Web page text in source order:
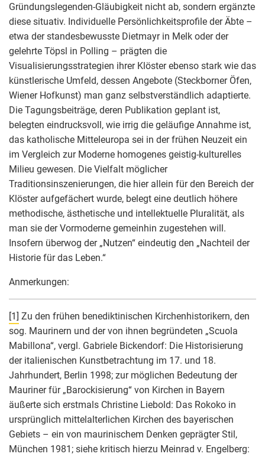
Gründungslegenden-Gläubigkeit nicht ab, sondern ergänzte
diese situativ. Individuelle Persönlichkeitsprofile der Äbte –
etwa der standesbewusste Dietmayr in Melk oder der
gelehrte Töpsl in Polling – prägten die
Visualisierungsstrategien ihrer Klöster ebenso stark wie das
künstlerische Umfeld, dessen Angebote (Steckborner Öfen,
Wiener Hofkunst) man ganz selbstverständlich adaptierte.
Die Tagungsbeiträge, deren Publikation geplant ist,
belegten eindrucksvoll, wie irrig die geläufige Annahme ist,
das katholische Mitteleuropa sei in der frühen Neuzeit ein
im Vergleich zur Moderne homogenes geistig-kulturelles
Milieu gewesen. Die Vielfalt möglicher
Traditionsinszenierungen, die hier allein für den Bereich der
Klöster aufgefächert wurde, belegt eine deutlich höhere
methodische, ästhetische und intellektuelle Pluralität, als
man sie der Vormoderne gemeinhin zugestehen will.
Insofern überwog der „Nutzen“ eindeutig den „Nachteil der
Historie für das Leben.“
Anmerkungen:
[1] Zu den frühen benediktinischen Kirchenhistorikern, den
sog. Maurinern und der von ihnen begründeten „Scuola
Mabillona“, vergl. Gabriele Bickendorf: Die Historisierung
der italienischen Kunstbetrachtung im 17. und 18.
Jahrhundert, Berlin 1998; zur möglichen Bedeutung der
Mauriner für „Barockisierung“ von Kirchen in Bayern
äußerte sich erstmals Christine Liebold: Das Rokoko in
ursprünglich mittelalterlichen Kirchen des bayerischen
Gebiets – ein von maurinischem Denken geprägter Stil,
München 1981; siehe kritisch hierzu Meinrad v. Engelberg: